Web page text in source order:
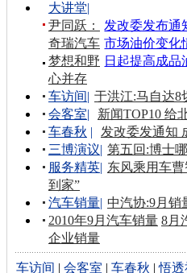
发改委发布通
市场油价变化
日起提高成
大讲堂|
尹同跃：
奇瑞汽车
梦想和野
心并存
车访间| 于洪江:马自达8
会客室|
新闻TOP10 给
车春秋 |
发改委发通知
三博演议| 第五回:博士
服务精英| 东风乘用车
到家”
汽车销量| 中汽协:9月销
2010年9月汽车销量 8月
企业销量
车访间 |会客室 |车春秋 |悟透